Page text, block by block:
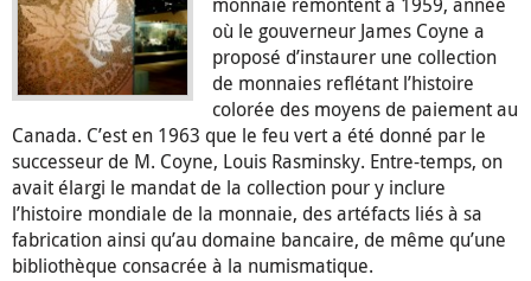
où le gouverneur James Coyne a
proposé d’instaurer une collection
de monnaies reflétant l’histoire
colorée des moyens de paiement au
Canada. C’est en 1963 que le feu vert a été donné par le
successeur de M. Coyne, Louis Rasminsky. Entre-temps, on
avait élargi le mandat de la collection pour y inclure
l’histoire mondiale de la monnaie, des artéfacts liés à sa
fabrication ainsi qu’au domaine bancaire, de même qu’une
bibliothèque consacrée à la numismatique.